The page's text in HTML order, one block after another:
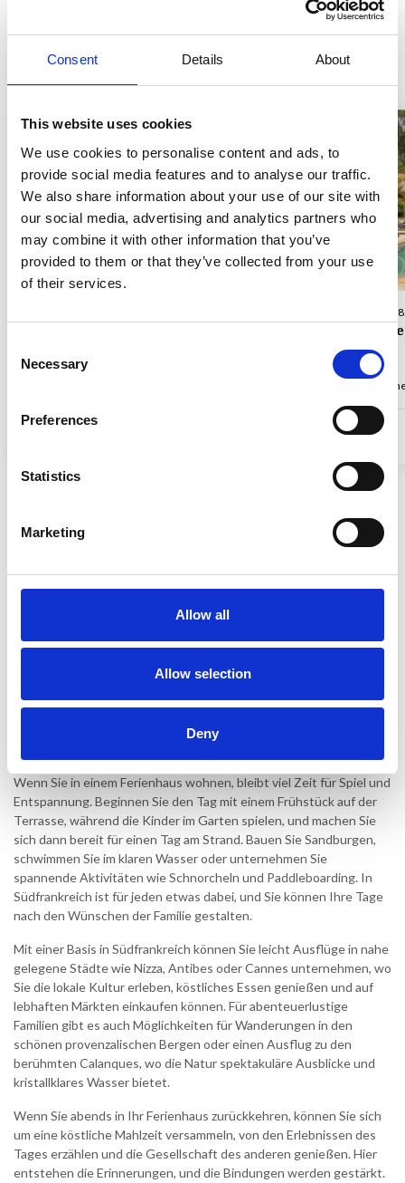
Consent Details About
This website uses cookies
We use cookies to personalise content and ads, to
provide social media features and to analyse our traffic.
We also share information about your use of our site with
our social media, advertising and analytics partners who
may combine it with other information that you’ve
provided to them or that they’ve collected from your use
of their services.
Selection
Necessary
Preferences
Statistics
Marketing
Allow all
Allow selection
Deny
Ferienhäuser für 8 Personen Ferienhäuser für 10 Personen
Lädt ...
Objekt Nr.
In
Max 8
Verbringen Sie einen unvergesslichen Urlaub mit der Familie in
Südfrankreich, wo die Sonne scheint und Abenteuer auf Sie
erkunden oder aufregende Aktivitäten erleben möchten, wir
bieten eine große Auswahl an kinderfreundlichen
geräumigen Villen bis hin zu gemütlichen Ferienwohnungen – alle
liegen in der Nähe der fantastischen Strände und schönen
Wenn Sie in einem Ferienhaus wohnen, bleibt viel Zeit für Spiel und
Entspannung. Beginnen Sie den Tag mit einem Frühstück auf der
Terrasse, während die Kinder im Garten spielen, und machen Sie
sich dann bereit für einen Tag am Strand. Bauen Sie Sandburgen,
schwimmen Sie im klaren Wasser oder unternehmen Sie
spannende Aktivitäten wie Schnorcheln und Paddleboarding. In
Südfrankreich ist für jeden etwas dabei, und Sie können Ihre Tage
nach den Wünschen der Familie gestalten.
Mit einer Basis in Südfrankreich können Sie leicht Ausflüge in nahe
gelegene Städte wie Nizza, Antibes oder Cannes unternehmen, wo
Sie die lokale Kultur erleben, köstliches Essen genießen und auf
lebhaften Märkten einkaufen können. Für abenteuerlustige
Familien gibt es auch Möglichkeiten für Wanderungen in den
schönen provenzalischen Bergen oder einen Ausflug zu den
berühmten Calanques, wo die Natur spektakuläre Ausblicke und
kristallklares Wasser bietet.
Wenn Sie abends in Ihr Ferienhaus zurückkehren, können Sie sich
um eine köstliche Mahlzeit versammeln, von den Erlebnissen des
Tages erzählen und die Gesellschaft des anderen genießen. Hier
entstehen die Erinnerungen, und die Bindungen werden gestärkt.